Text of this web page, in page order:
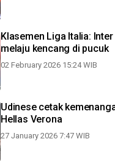
Klasemen Liga Italia:
melaju kencang di pucuk
02 February 2026 15:24 WIB
Udinese cetak
Hellas Verona
27 January 2026 7:47 WIB